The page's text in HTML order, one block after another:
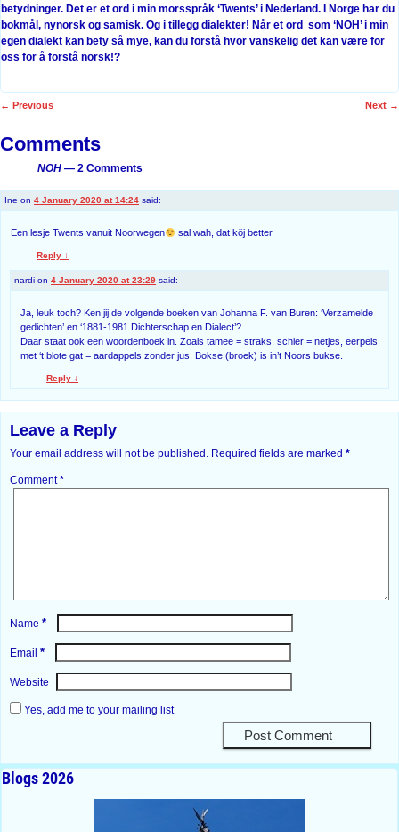
betydninger. Det er et ord i min morsspråk ‘Twents’ i Nederland. I Norge har du
bokmål, nynorsk og samisk. Og i tillegg dialekter! Når et ord som ‘NOH’ i min
egen dialekt kan bety så mye, kan du forstå hvor vanskelig det kan være for
oss for å forstå norsk!?
← Previous Next →
Comments
NOH — 2 Comments
Ine on 4 January 2020 at 14:24 said:
Een lesje Twents vanuit Noorwegen sal wah, dat köj better
Reply ↓
nardi on 4 January 2020 at 23:29 said:
Ja, leuk toch? Ken jij de volgende boeken van Johanna F. van Buren: ‘Verzamelde
gedichten’ en ‘1881-1981 Dichterschap en Dialect’?
Daar staat ook een woordenboek in. Zoals tamee = straks, schier = netjes, eerpels
met ‘t blote gat = aardappels zonder jus. Bokse (broek) is in’t Noors bukse.
Reply ↓
Leave a Reply
Your email address will not be published. Required fields are marked *
Comment*
Name *
Email *
Website
Yes, add me to your mailing list
Blogs 2026